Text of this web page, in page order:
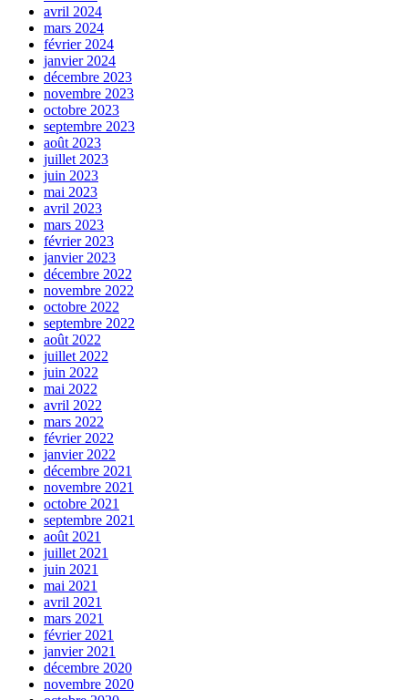
avril 2024
mars 2024
février 2024
janvier 2024
décembre 2023
novembre 2023
octobre 2023
septembre 2023
août 2023
juillet 2023
juin 2023
mai 2023
avril 2023
mars 2023
février 2023
janvier 2023
décembre 2022
novembre 2022
octobre 2022
septembre 2022
août 2022
juillet 2022
juin 2022
mai 2022
avril 2022
mars 2022
février 2022
janvier 2022
décembre 2021
novembre 2021
octobre 2021
septembre 2021
août 2021
juillet 2021
juin 2021
mai 2021
avril 2021
mars 2021
février 2021
janvier 2021
décembre 2020
novembre 2020